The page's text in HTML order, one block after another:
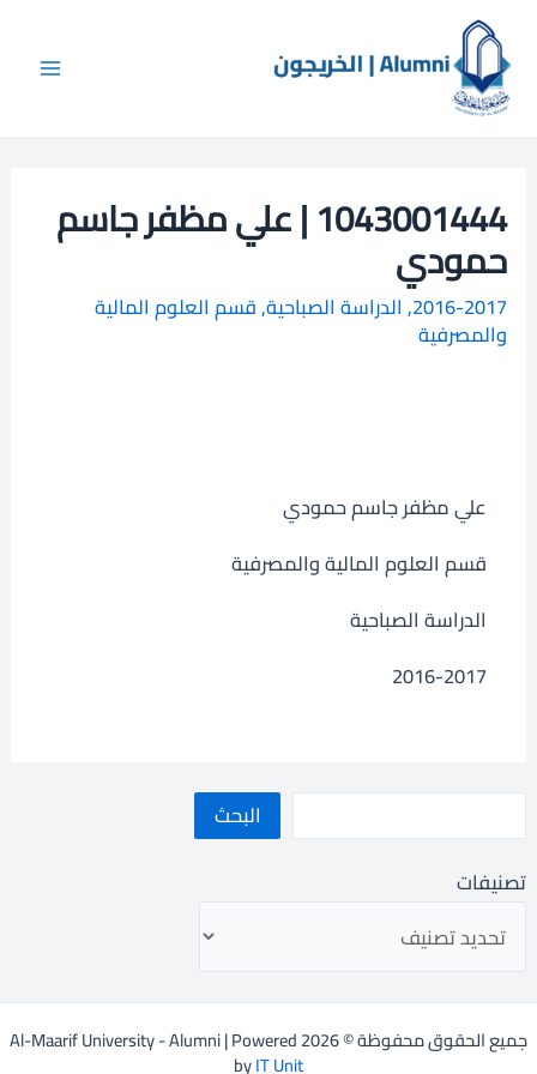
المحتوى
البحث
تصنيفات
1043001444 | علي مظفر جاسم
حمودي
2016-2017
, الدراسة الصباحية,قسم العلوم المالية
والمصرفية
علي مظفر جاسم حمودي
قسم العلوم المالية والمصرفية
الدراسة الصباحية
2016-2017
جميع الحقوق محفوظة © 2026 Al-Maarif University - Alumni | Powered
byIT Unit